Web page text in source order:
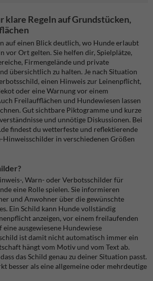
klare Regeln auf Grundstücken,
auf einen Blick deutlich, wo Hunde erlaubt
vor Ort gelten. Sie helfen dir, Spielplätze,
Firmengelände und private
übersichtlich zu halten. Je nach Situation
einen Hinweis zur Leinenpflicht,
oder eine Warnung vor einem
Freilaufflächen und Hundewiesen lassen
Gut sichtbare Piktogramme und kurze
und unnötige Diskussionen. Bei
findest du wetterfeste und reflektierende
Hinweisschilder in verschiedenen Größen
, Warn- oder Verbotsschilder für
eine Rolle spielen. Sie informieren
und Anwohner über die gewünschte
Ein Schild kann Hunde vollständig
anzeigen, vor einem freilaufenden
ausgewiesene Hundewiese
ist damit nicht automatisch immer ein
hängt vom Motiv und vom Text ab.
das Schild genau zu deiner Situation passt.
besser als eine allgemeine oder mehrdeutige